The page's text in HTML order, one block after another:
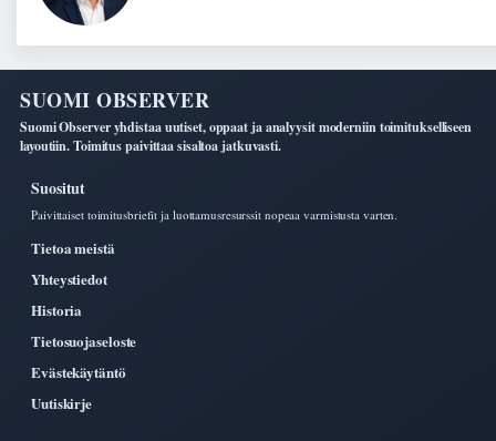
SUOMI OBSERVER
Suomi Observer yhdistaa uutiset, oppaat ja analyysit moderniin toimitukselliseen
layoutiin. Toimitus paivittaa sisaltoa jatkuvasti.
Suositut
Paivittaiset toimitusbriefit ja luottamusresurssit nopeaa varmistusta varten.
Tietoa meistä
Yhteystiedot
Historia
Tietosuojaseloste
Evästekäytäntö
Uutiskirje